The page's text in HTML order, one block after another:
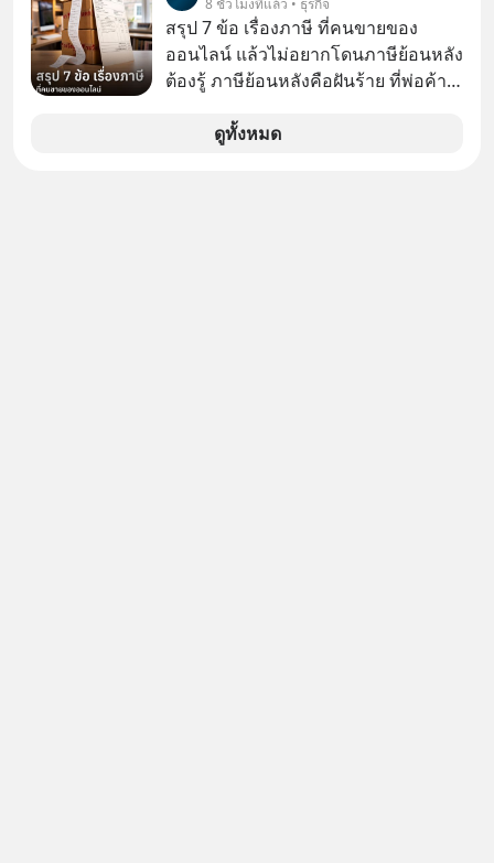
เดียวกัน
สรุป 7 ข้อ เรื่องภาษี ที่คนขายของ
ออนไลน์ แล้วไม่อยากโดนภาษีย้อนหลัง
ต้องรู้ ภาษีย้อนหลังคือฝันร้าย ที่พ่อค้า
ดูทั้งหมด